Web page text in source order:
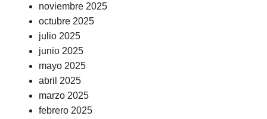
noviembre 2025
octubre 2025
julio 2025
junio 2025
mayo 2025
abril 2025
marzo 2025
febrero 2025